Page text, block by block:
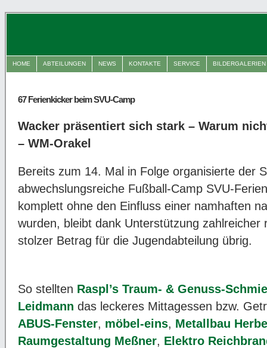
HOME ABTEILUNGEN NEWS KONTAKTE SERVICE BILDERGALERIEN
67 Ferienkicker beim SVU-Camp
Wacker präsentiert sich stark – Warum
– WM-Orakel
Bereits zum 14. Mal in Folge organisierte der
abwechslungsreiche Fußball-Camp SVU-
komplett ohne den Einfluss einer namhaften
wurden, bleibt dank Unterstützung zahlreicher
stolzer Betrag für die Jugendabteilung übrig.
So stellten Raspl’s Traum- & Genuss-
Leidmann das leckeres Mittagessen bzw.
ABUS-Fenster, möbel-eins, Metallbau
Raumgestaltung Meßner, Elektro